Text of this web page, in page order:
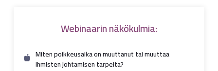
Webinaarin näkökulmia:
Miten poikkeusaika on muuttanut tai muuttaa
ihmisten johtamisen tarpeita?